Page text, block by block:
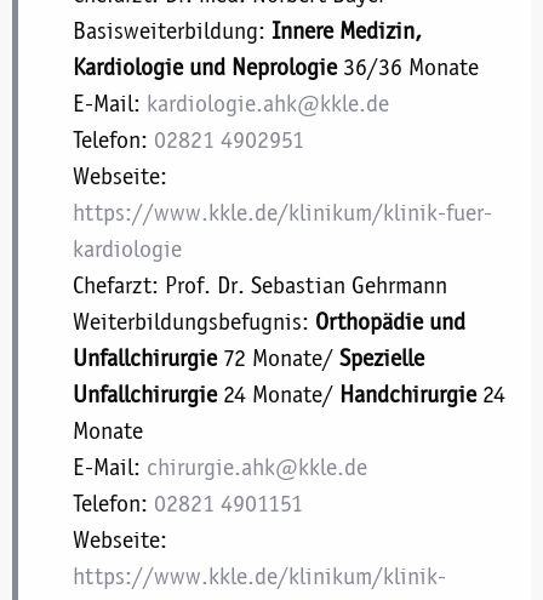
Basisweiterbildung: Innere Medizin,
Kardiologie und Neprologie36/36 Monate
E-Mail: kardiologie.ahk@kkle.de
Telefon: 02821 4902951
Webseite:
https://www.kkle.de/klinikum/klinik-fuer-
kardiologie
Chefarzt: Prof. Dr. Sebastian Gehrmann
Weiterbildungsbefugnis: Orthopädie und
Unfallchirurgie72 Monate/ Spezielle
Unfallchirurgie24 Monate/ Handchirurgie 24
Monate
E-Mail: chirurgie.ahk@kkle.de
Telefon: 02821 4901151
Webseite:
https://www.kkle.de/klinikum/klinik-